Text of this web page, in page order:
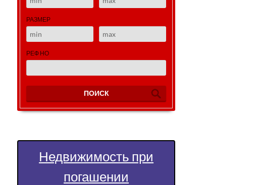
РАЗМЕР
РЕФ НО
ПОИСК
Недвижимость при
погашении